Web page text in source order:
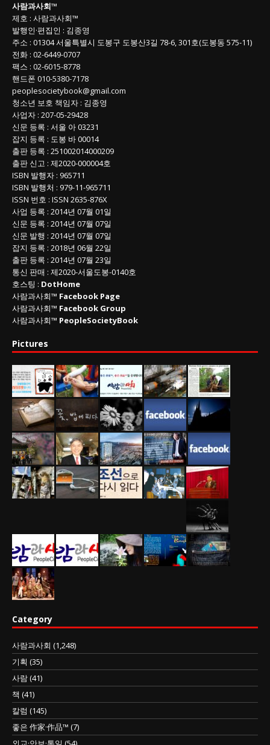
목
록
사람과사회™
제호 : 사람과사회™
발행인·편집인 : 김종영
주소 : 01304서울특별시 도봉구 도봉산3길 78-6, 301호(도봉동 575-11)
전화 : 02-6449-0707
팩스 : 02-6015-8778
핸드폰 010-5380-7178
peoplesocietybook@gmail.com
청소년 보호 책임자 : 김종영
사업자 : 207-05-29428
신문 등록 : 서울 아 03231
잡지 등록 : 도봉 바 00014
출판 등록 : 251002014000209
출판 신고 : 제2020-000004호
ISBN 발행자 : 965711
ISBN 발행처 : 979-11-965711
ISSN 번호 : ISSN 2635-876X
사업 등록 : 2014년 07월 01일
신문 등록 : 2014년 07월 07일
신문 발행 : 2014년 07월 07일
잡지 등록 : 2018년 06월 22일
출판 등록 : 2014년 07월 23일
통신 판매 : 제2020-서울도봉-0140호
호스팅 : DotHome
사람과사회™ Facebook Page
사람과사회™ Facebook Group
사람과사회™ PeopleSocietyBook
Pictures
Category
사람과사회 (1,248)
기획 (35)
사람(41)
책 (41)
칼럼 (145)
좋은 作家·作品™ (7)